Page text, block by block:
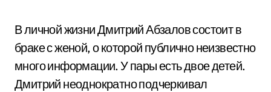
В личной жизни Дмитрий Абзалов состоит в
браке с женой, о которой публично неизвестно
много информации. У пары есть двое детей.
Дмитрий неоднократно подчеркивал